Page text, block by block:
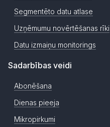
Segmentēto datu atlase
Uzņēmumu novērtēšanas rīki
Datu izmaiņu monitorings
Sadarbības veidi
Abonēšana
Dienas pieeja
Mikropirkumi